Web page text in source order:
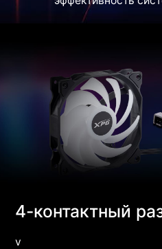
4-контактный
v